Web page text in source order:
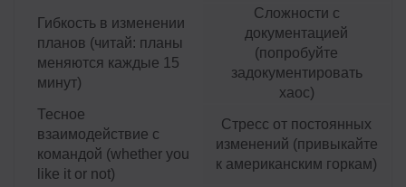
Гибкость в изменении
планов (читай: планы
меняются каждые 15
минут)
Сложности с
документацией
(попробуйте
задокументировать
хаос)
Тесное
взаимодействие с
командой (whether you
like it or not)
Стресс от постоянных
изменений (привыкайте
к американским горкам)